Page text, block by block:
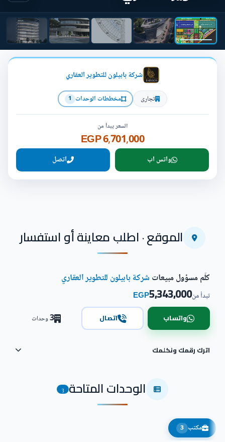
شركة بابيلون للتطوير العقاري
تجارى مخططات الوحدات 1
السعر يبدأ من
6,701,000 EGP
واتس اب اتصل
الموقع · اطلب معاينة أو استفسار
كلّم مسؤول مبيعات شركة بابيلون للتطوير العقاري
تبدأ من5,343,000
EGP
واتساب اتصال 3وحدات
اترك رقمك ونكلمك
الوحدات المتاحة 3
مكتب 3